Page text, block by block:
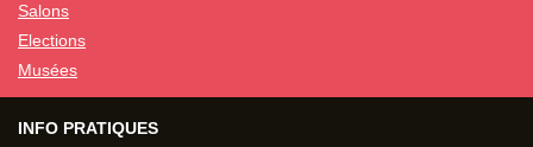
Salons
Elections
Musées
INFO PRATIQUES